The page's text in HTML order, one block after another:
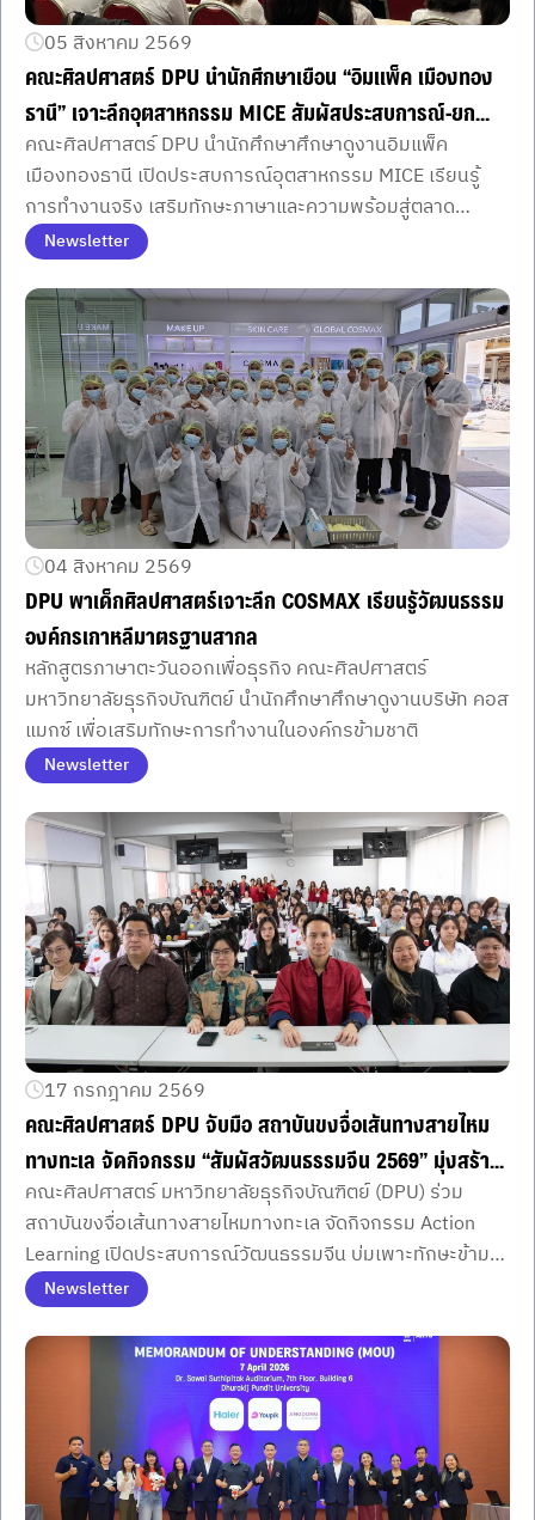
05 สิงหาคม 2569
คณะศิลปศาสตร์ DPU นำนักศึกษาเยือน “อิมแพ็ค เมืองทอง
ธานี” เจาะลึกอุตสาหกรรม MICE สัมผัสประสบการณ์-ยก
ระดับศักยภาพสู่สากล ตามแนวทางของ ดร.ดาริกา ลัทธ
พิพัฒน์ อธิการบดี
คณะศิลปศาสตร์ DPU นำนักศึกษาศึกษาดูงานอิมแพ็ค
เมืองทองธานี เปิดประสบการณ์อุตสาหกรรม MICE เรียนรู้
การทำงานจริง เสริมทักษะภาษาและความพร้อมสู่ตลาด
แรงงานระดับนานาชาติ
Newsletter
04 สิงหาคม 2569
DPU พาเด็กศิลปศาสตร์เจาะลึก COSMAX เรียนรู้วัฒนธรรม
องค์กรเกาหลีมาตรฐานสากล
หลักสูตรภาษาตะวันออกเพื่อธุรกิจ คณะศิลปศาสตร์
มหาวิทยาลัยธุรกิจบัณฑิตย์ นำนักศึกษาศึกษาดูงานบริษัท คอส
แมกซ์ เพื่อเสริมทักษะการทำงานในองค์กรข้ามชาติ
Newsletter
17 กรกฎาคม 2569
คณะศิลปศาสตร์ DPU จับมือ สถาบันขงจื่อเส้นทางสายไหม
ทางทะเล จัดกิจกรรม “สัมผัสวัฒนธรรมจีน 2569” มุ่งสร้าง
ประสบการณ์ Action Learning บ่มเพาะเฟรชชี่ปี 1 สู่โลก
ธุรกิจสากล
คณะศิลปศาสตร์ มหาวิทยาลัยธุรกิจบัณฑิตย์ (DPU) ร่วม
สถาบันขงจื่อเส้นทางสายไหมทางทะเล จัดกิจกรรม Action
Learning เปิดประสบการณ์วัฒนธรรมจีน บ่มเพาะทักษะข้าม
วัฒนธรรมและความพร้อมสู่การทำงานระดับนานาชาติ
Newsletter